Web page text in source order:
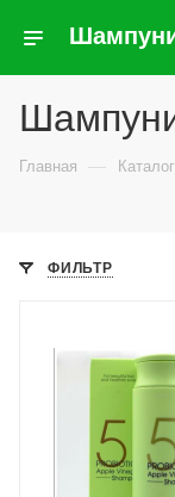
Главная — Каталог
ФИЛЬТР